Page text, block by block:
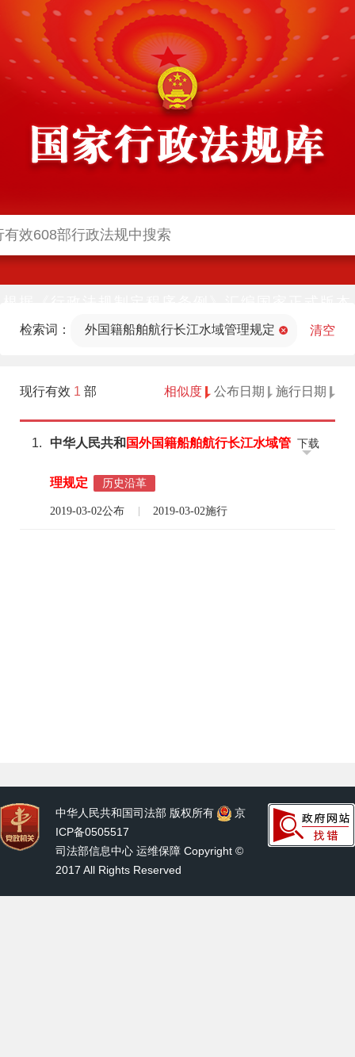
法部官网)同步公布
检索词： 外国籍船舶航行长江水域管理规定 清空
现行有效 1 部 相似度 公布日期 施行日期
1. 中华人民共和 国外国籍船舶航行长江水域管
理规定 历史沿革
2019-03-02公布 2019-03-02施行
下载
中华人民共和国司法部 版权所有
京
ICP备0505517
司法部信息中心 运维保障 Copyright ©
2017 All Rights Reserved